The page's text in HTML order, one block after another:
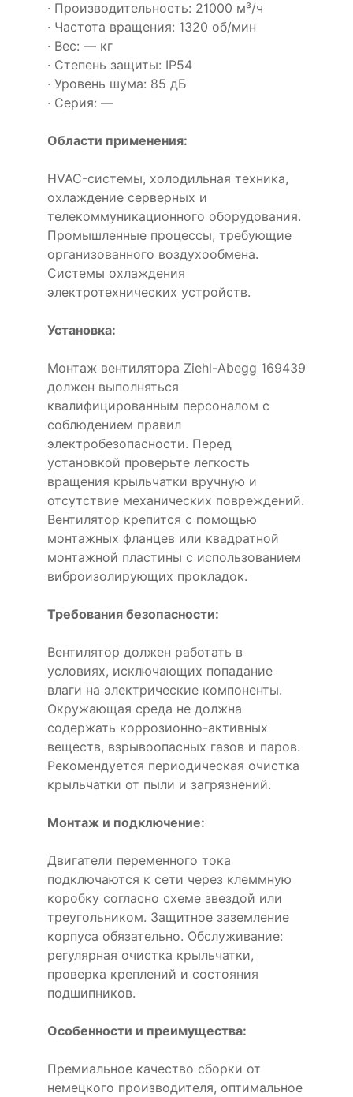
· Производительность: 21000 м³/ч
· Частота вращения: 1320 об/мин
· Вес: — кг
· Степень защиты: IP54
· Уровень шума: 85 дБ
· Серия: —
Области применения:
HVAC-системы, холодильная техника,
охлаждение серверных и
телекоммуникационного оборудования.
Промышленные процессы, требующие
организованного воздухообмена.
Системы охлаждения
электротехнических устройств.
Установка:
Монтаж вентилятора Ziehl-Abegg 169439
должен выполняться
квалифицированным персоналом с
соблюдением правил
электробезопасности. Перед
установкой проверьте легкость
вращения крыльчатки вручную и
отсутствие механических повреждений.
Вентилятор крепится с помощью
монтажных фланцев или квадратной
монтажной пластины с использованием
виброизолирующих прокладок.
Требования безопасности:
Вентилятор должен работать в
условиях, исключающих попадание
влаги на электрические компоненты.
Окружающая среда не должна
содержать коррозионно-активных
веществ, взрывоопасных газов и паров.
Рекомендуется периодическая очистка
крыльчатки от пыли и загрязнений.
Монтаж и подключение:
Двигатели переменного тока
подключаются к сети через клеммную
коробку согласно схеме звездой или
треугольником. Защитное заземление
корпуса обязательно. Обслуживание:
регулярная очистка крыльчатки,
проверка креплений и состояния
подшипников.
Особенности и преимущества:
Премиальное качество сборки от
немецкого производителя, оптимальное